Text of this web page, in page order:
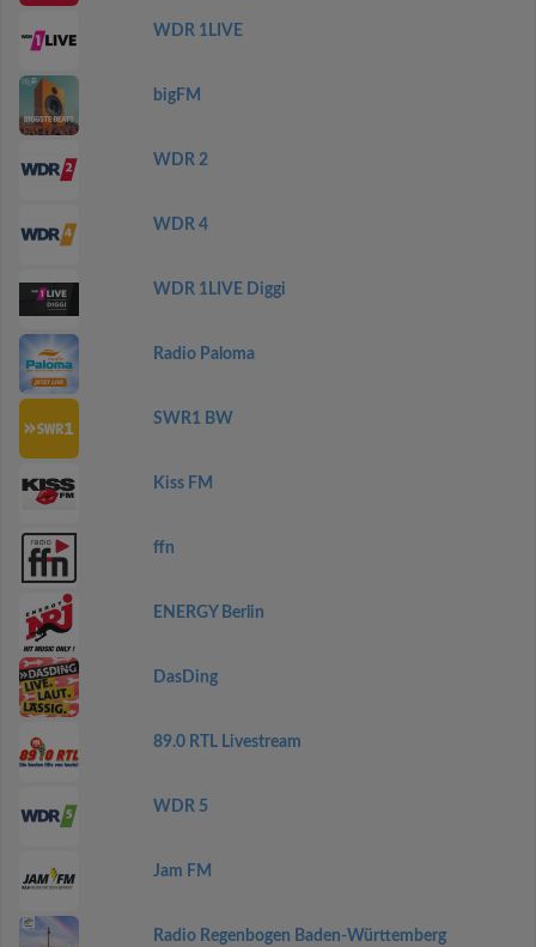
WDR 1LIVE
bigFM
WDR 2
WDR 4
WDR 1LIVE Diggi
Radio Paloma
SWR1 BW
Kiss FM
ffn
ENERGY Berlin
DasDing
89.0 RTL Livestream
WDR 5
Jam FM
Radio Regenbogen Baden-Württemberg